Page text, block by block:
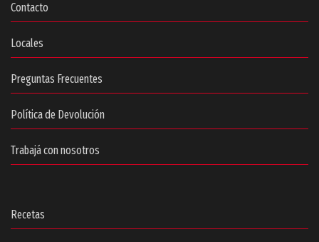
Contacto
Locales
Preguntas Frecuentes
Política de Devolución
Trabajá con nosotros
Recetas